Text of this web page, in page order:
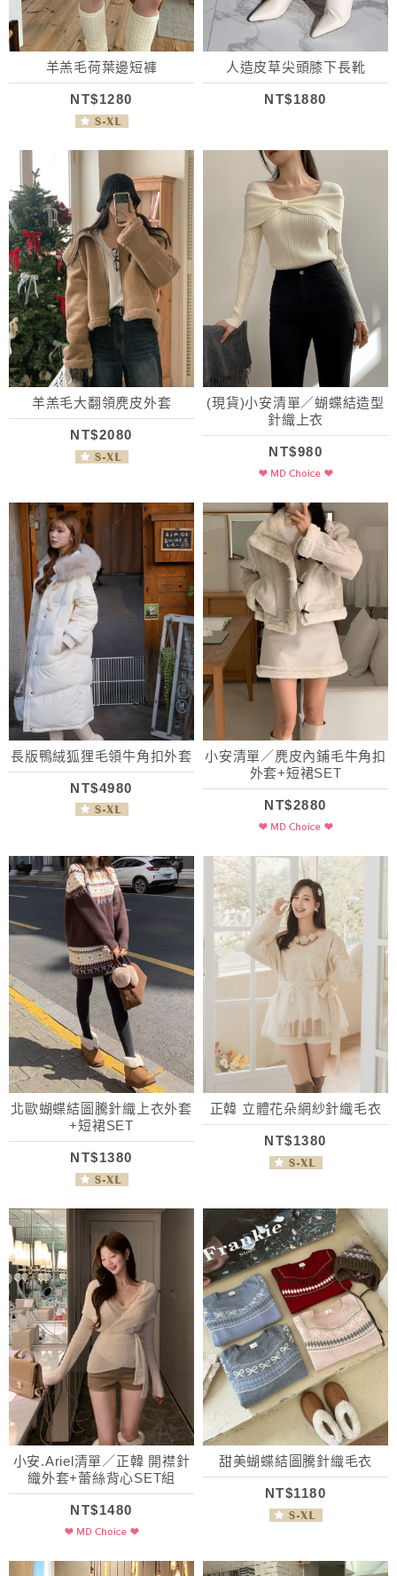
羊羔毛荷葉邊短褲
NT$1280
人造皮草尖頭膝下長靴
NT$1880
羊羔毛大翻領麂皮外套
NT$2080
(現貨)小安清單／蝴蝶結造型
針織上衣
NT$980
長版鴨絨狐狸毛領牛角扣外套
NT$4980
小安清單／麂皮內鋪毛牛角扣
外套+短裙SET
NT$2880
北歐蝴蝶結圖騰針織上衣外套
+短裙SET
NT$1380
正韓 立體花朵網紗針織毛衣
NT$1380
小安.Ariel清單／正韓 開襟針
織外套+蕾絲背心SET組
NT$1480
甜美蝴蝶結圖騰針織毛衣
NT$1180